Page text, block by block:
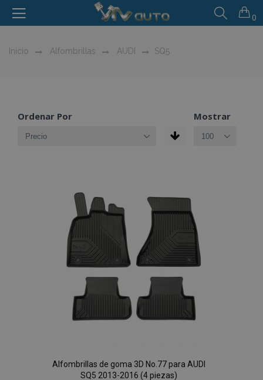
0
Inicio Alfombrillas AUDI SQ5
Ordenar Por Mostrar
Alfombrillas de goma 3D No.77 para AUDI
SQ5 2013-2016 (4 piezas)